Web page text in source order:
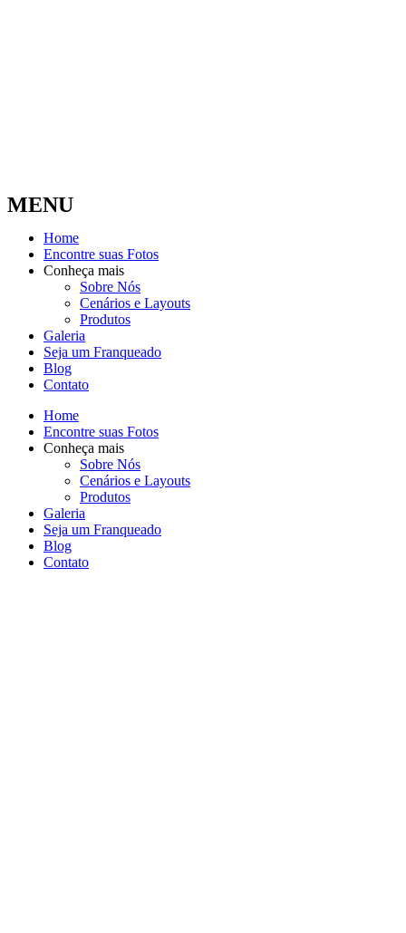
MENU
Home
Encontre suas Fotos
Conheça mais
Sobre Nós
Cenários e Layouts
Produtos
Galeria
Seja um Franqueado
Blog
Contato
Home
Encontre suas Fotos
Conheça mais
Sobre Nós
Cenários e Layouts
Produtos
Galeria
Seja um Franqueado
Blog
Contato